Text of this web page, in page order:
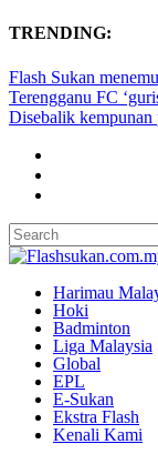
TRENDING:
Flash Sukan
Terengganu FC
Disebalik kempunan
Harimau
Hoki
Badminton
Liga Malaysia
Global
EPL
E-Sukan
Ekstra Flash
Kenali Kami